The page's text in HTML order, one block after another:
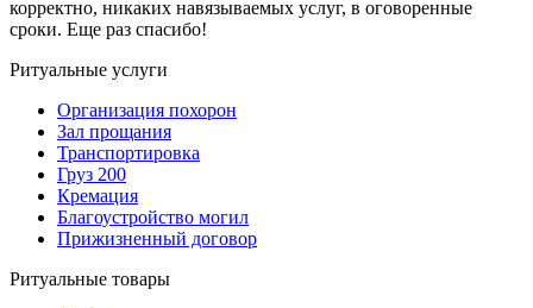
корректно, никаких навязываемых услуг, в оговоренные
сроки. Еще раз спасибо!
Ритуальные услуги
Организация похорон
Зал прощания
Транспортировка
Груз 200
Кремация
Благоустройство могил
Прижизненный договор
Ритуальные товары